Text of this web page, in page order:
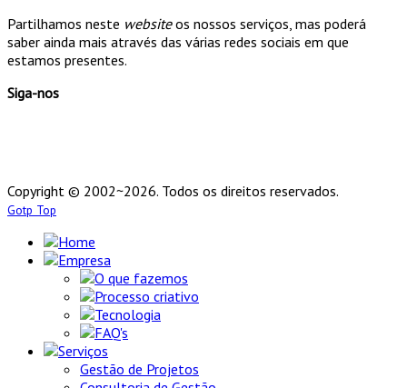
Partilhamos neste websiteos nossos serviços, mas poderá
saber ainda mais através das várias redes sociais em que
estamos presentes.
Siga-nos
Copyright © 2002~2026. Todos os direitos reservados.
Gotp Top
Home
Empresa
O que fazemos
Processo criativo
Tecnologia
FAQ's
Serviços
Gestão de Projetos